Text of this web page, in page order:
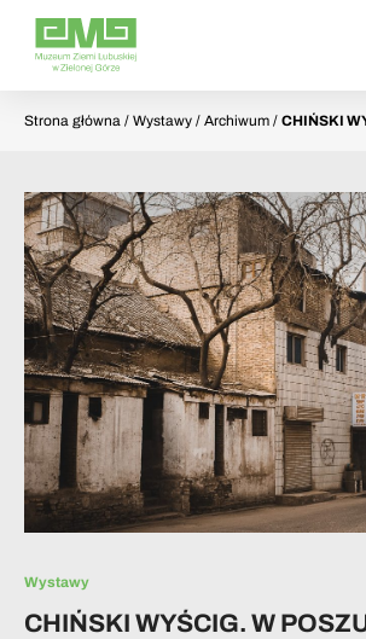
Strona główna / Wystawy / Archiwum / CHIŃSKI
Wystawy
CHIŃSKI WYŚCIG. W